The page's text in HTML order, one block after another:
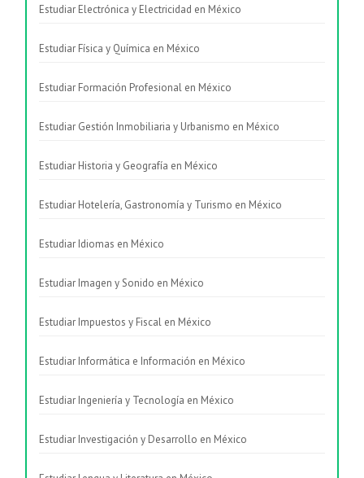
Estudiar Electrónica y Electricidad en México
Estudiar Física y Química en México
Estudiar Formación Profesional en México
Estudiar Gestión Inmobiliaria y Urbanismo en México
Estudiar Historia y Geografía en México
Estudiar Hotelería, Gastronomía y Turismo en México
Estudiar Idiomas en México
Estudiar Imagen y Sonido en México
Estudiar Impuestos y Fiscal en México
Estudiar Informática e Información en México
Estudiar Ingeniería y Tecnología en México
Estudiar Investigación y Desarrollo en México